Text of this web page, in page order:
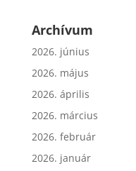
Archívum
2026. június
2026. május
2026. április
2026. március
2026. február
2026. január